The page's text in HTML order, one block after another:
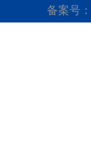
备案号：